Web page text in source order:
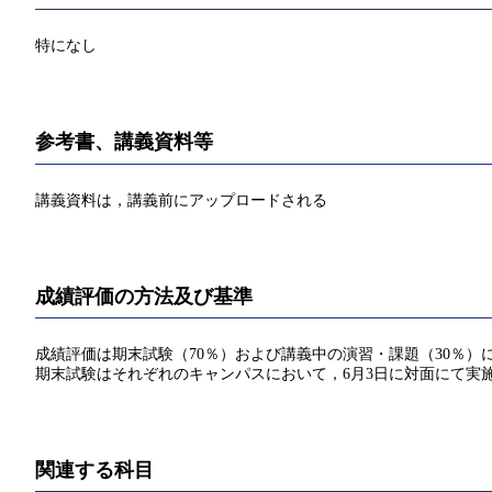
特になし
参考書、講義資料等
講義資料は，講義前にアップロードされる
成績評価の方法及び基準
成績評価は期末試験（70％）および講義中の演習・課題（30％）
期末試験はそれぞれのキャンパスにおいて，6月3日に対面にて実
関連する科目